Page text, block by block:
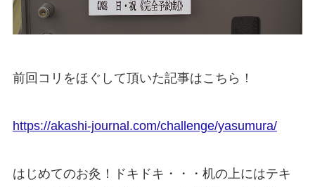
前回コリをほぐして頂いた記事はこちら！
https://akashi-journal.com/challenge/yasumura/
はじめてのお灸！ドキドキ・・・机の上にはテキ